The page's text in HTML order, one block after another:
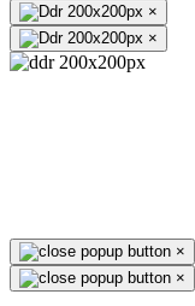
×
×
×
×